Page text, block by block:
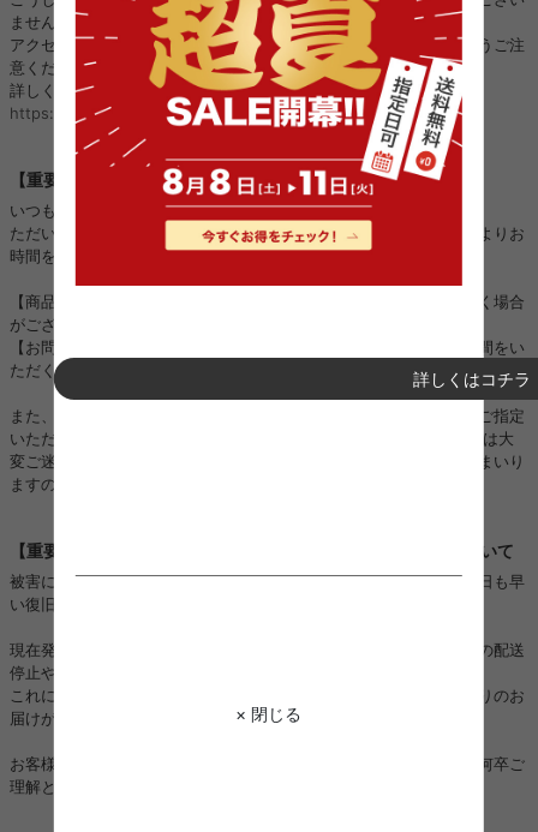
詳しくはコチラ
× 閉じる
ません。
アクセス、ご注文、お振り込み、個人情報のやり取りをされないようご注
意ください。
詳しくはこちら：
https://kagu350.com/phishing
【重要】ご注文集中に伴う対応遅延のお詫びとお知らせ
いつも当店をご利用いただき誠にありがとうございます。
ただいまご注文が大変集中しており、以下の対応につきまして通常よりお
時間をいただく場合がございます。
【商品の発送】：順次進めておりますが、通常よりお時間をいただく場合
がございます。
【お問い合わせ対応】：順次進めておりますが、ご回答までにお時間をい
ただく場合がございます。
また、一部地域におきましては運送会社の配送状況の影響により、ご指定
いただいた日時通りにお届けできない場合がございます。 お客様には大
変ご迷惑をおかけいたしますが、一日も早く対応できるよう努めてまいり
ますので、何卒ご理解とご協力を賜りますようお願い申し上げます。
【重要】熊本地震に伴うお荷物のお届けとお盆期間の配送について
被害に遭われた皆様に、心よりお見舞い申し上げますとともに、一日も早
い復旧と、皆様の安全を心よりお祈り申し上げます。
現在発生しております地震の影響により、一部地域においてお荷物の配送
停止や大幅な遅延が生じております。
これに伴い、配達日時をご指定いただいている場合でも、ご希望通りのお
届けができない可能性がございます。
お客様にはご不便とご迷惑をおかけし大変申し訳ございませんが、何卒ご
理解とご協力を賜りますようお願い申し上げます。